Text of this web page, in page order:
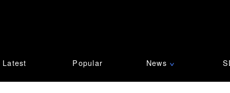
Latest Popular News ∨